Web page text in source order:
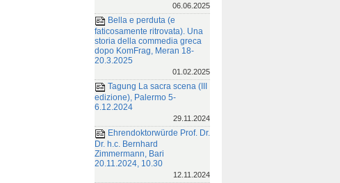
06.06.2025
Bella e perduta (e
faticosamente ritrovata). Una
storia della commedia greca
dopo KomFrag, Meran 18-
20.3.2025
01.02.2025
Tagung La sacra scena (III
edizione), Palermo 5-
6.12.2024
29.11.2024
Ehrendoktorwürde Prof. Dr.
Dr. h.c. Bernhard
Zimmermann, Bari
20.11.2024, 10.30
12.11.2024